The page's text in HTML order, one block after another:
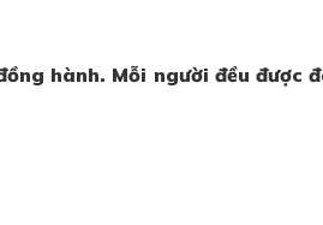
hành. Mỗi người đều được